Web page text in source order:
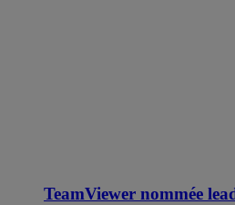
TeamViewer nommée